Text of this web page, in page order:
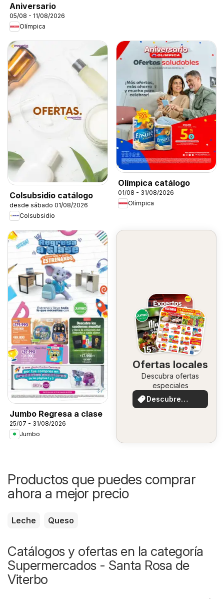
Aniversario
05/08 - 11/08/2026
Olímpica
Colsubsidio catálogo
desde sábado 01/08/2026
Colsubsidio
Olímpica catálogo
01/08 - 31/08/2026
Olímpica
Jumbo Regresa a clase
25/07 - 31/08/2026
Jumbo
Ofertas locales
Descubra ofertas
especiales
Descubre
ofertas
Productos que puedes comprar
ahora a mejor precio
Leche Queso
Catálogos y ofertas en la categoría
Supermercados - Santa Rosa de
Viterbo